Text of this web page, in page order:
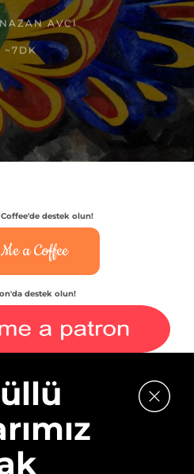
NAZAN AVCI
~7DK
destek olun!
a Coffee
destek olun!
kaydolun.